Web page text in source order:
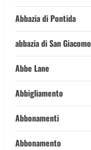
Abbazia di Pontida
abbazia di San Giacomo
Abbe Lane
Abbigliamento
Abbonamenti
Abbonamento